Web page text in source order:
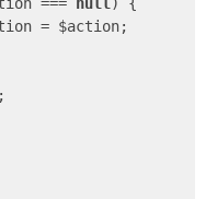
= $action;